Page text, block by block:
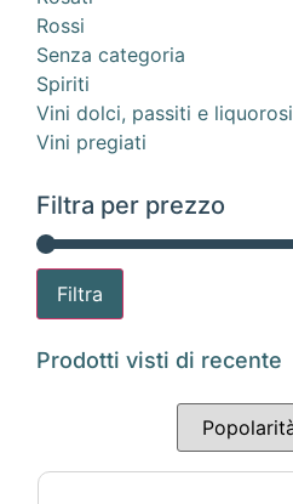
Rossi
Senza categoria
Spiriti
Vini dolci, passiti e liquorosi
Vini pregiati
Filtra per prezzo
Filtra
Prodotti visti di recente